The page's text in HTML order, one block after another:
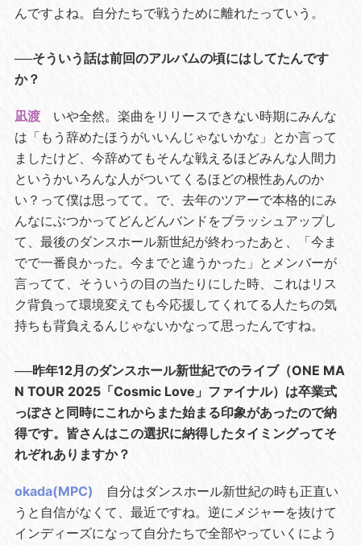
んですよね。自分たちで戦うために離れたっていう。
──そういう話は前回のアルバムの頃にはしてたんです
か？
凪渡
いや全然。楽曲をリリースできない時期にみんな
は「もう辞めたほうがいいんじゃないかな」とか言って
ましたけど、今辞めてもそんな戦えるほどみんな人間力
というかいろんな人がついてくるほどの根性あんのか
い？って僕は思ってて。で、去年のツアーで本格的にみ
んなにぶつかってどんどんバンドをブラッシュアップし
て、最後のダンスホール新世紀が終わったあと、「今ま
でで一番良かった。今までと違うかった」とメンバーが
言ってて、そういうの目の当たりにした時、これはリス
ク背負って環境変えても今応援してくれてる人たちの気
持ちも背負えるんじゃないかなって思ったんですね。
──昨年12月のダンスホール新世紀でのライブ（ONE MA
N TOUR 2025「Cosmic Love」ファイナル）は卒業式
っぽさと同時にこれからまた始まる印象があったので納
得です。皆さんはこの選択に納得したタイミングってそ
れぞれありますか？
okada(MPC)
自分はダンスホール新世紀の時も正直い
うと自信がなくて、最近ですね。逆にメジャーを抜けて
インディーズになって自分たちで全部やっていくによう